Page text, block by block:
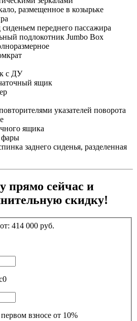
размещенное в козырьке
переднего пассажира
подлокотник Jumbo Box
с ДУ
ящик
указателей поворота
ящика
фары
заднего сиденья, разделенная
прямо сейчас и
скидку!
414 000 руб.
0
взносе от 10%